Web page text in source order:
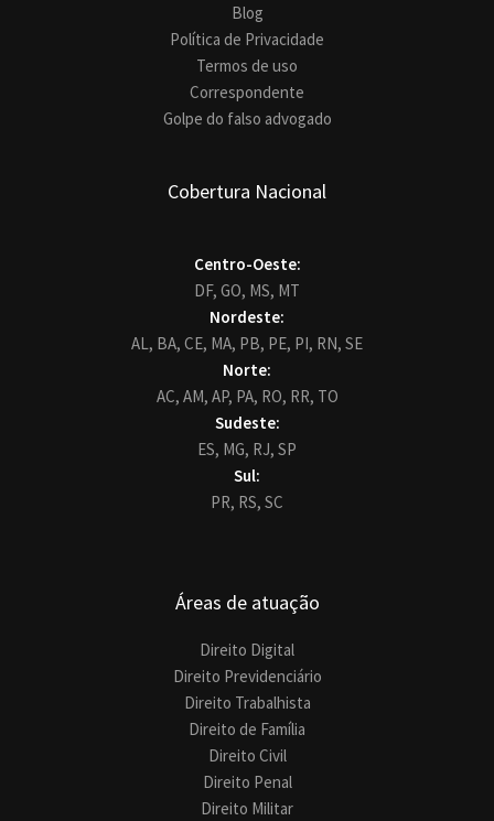
Blog
Política de Privacidade
Termos de uso
Correspondente
Golpe do falso advogado
Cobertura Nacional
Centro-Oeste:
DF, GO, MS, MT
Nordeste:
AL, BA, CE, MA, PB, PE, PI, RN, SE
Norte:
AC, AM, AP, PA, RO, RR, TO
Sudeste:
ES, MG, RJ, SP
Sul:
PR, RS, SC
Áreas de atuação
Direito Digital
Direito Previdenciário
Direito Trabalhista
Direito de Família
Direito Civil
Direito Penal
Direito Militar